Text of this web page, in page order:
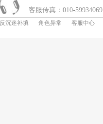
客服传真：010-59934069
沉迷补填 角色异常 客服中心